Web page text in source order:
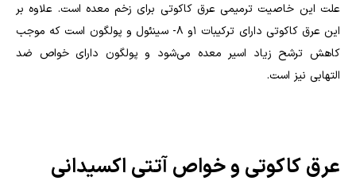
علت این خاصیت ترمیمی عرق کاکوتی برای زخم معده است. علاوه بر
این عرق کاکوتی دارای ترکیبات ۱و ۸- سینئول و پولگون است که موجب
کاهش ترشح زیاد اسیر معده می‌شود و پولگون دارای خواص ضد
التهابی نیز است.
عرق کاکوتی و خواص آتتی اکسیدانی